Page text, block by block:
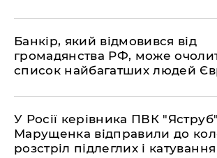
​Банкір, який відмовився від
громадянства РФ, може
список найбагатших людей
​У Росії керівника ПВК "Яструб"
Марущенка відправили до
розстріл підлеглих і катування